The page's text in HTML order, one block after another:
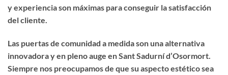
y experiencia son máximas para conseguir la satisfacción
del cliente.
Las puertas de comunidad a medida son una alternativa
innovadora y en pleno auge en Sant Sadurní d’Osormort.
Siempre nos preocupamos de que su aspecto estético sea